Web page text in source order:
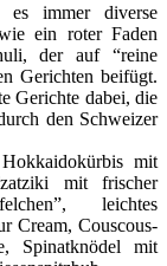
immer diverse
ein roter Faden
der auf “reine
Gerichten beifügt.
Gerichte dabei, die
den Schweizer
mit
mit frischer
leichtes
Cream, Couscous-
Spinatknödel mit